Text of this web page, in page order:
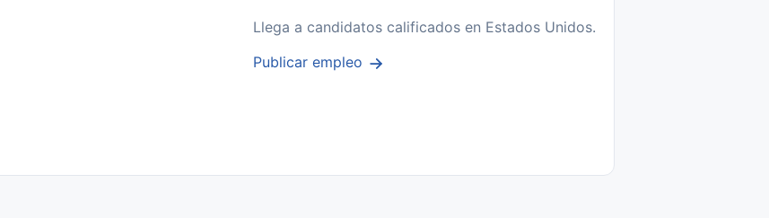
Llega a candidatos calificados en Estados Unidos.
Publicar empleo